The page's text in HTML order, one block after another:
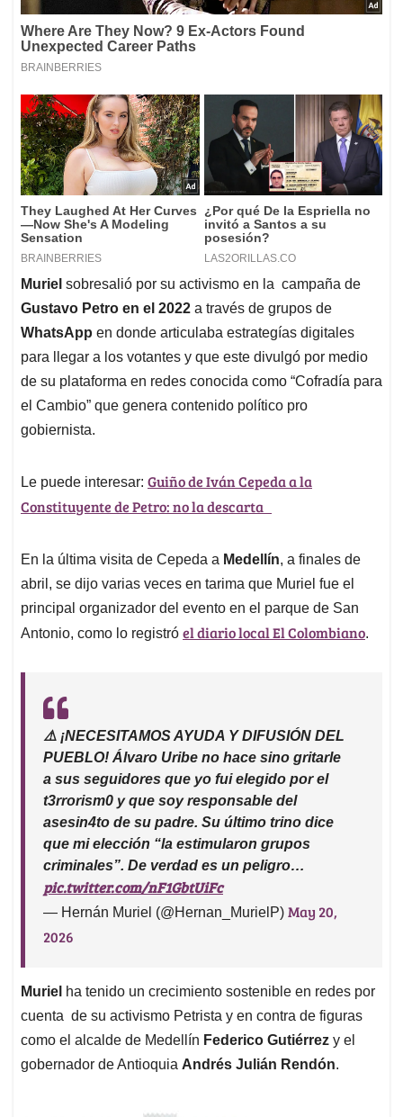
Muriel sobresalió por su activismo en la campaña de
Gustavo Petro en el 2022 a través de grupos de
WhatsApp en donde articulaba estrategías digitales
para llegar a los votantes y que este divulgó por medio
de su plataforma en redes conocida como “Cofradía para
el Cambio” que genera contenido político pro
gobiernista.
Le puede interesar: Guiño de Iván Cepeda a la
Constituyente de Petro: no la descarta
En la última visita de Cepeda a Medellín, a finales de
abril, se dijo varias veces en tarima que Muriel fue el
principal organizador del evento en el parque de San
Antonio, como lo registró el diario local El Colombiano.
⚠️ ¡NECESITAMOS AYUDA Y DIFUSIÓN DEL
PUEBLO! Álvaro Uribe no hace sino gritarle
a sus seguidores que yo fui elegido por el
t3rrorism0 y que soy responsable del
asesin4to de su padre. Su último trino dice
que mi elección “la estimularon grupos
criminales”. De verdad es un peligro…
pic.twitter.com/nF1GbtUiFc
— Hernán Muriel (@Hernan_MurielP) May 20,
2026
Muriel ha tenido un crecimiento sostenible en redes por
cuenta de su activismo Petrista y en contra de figuras
como el alcalde de Medellín Federico Gutiérrez y el
gobernador de Antioquia Andrés Julián Rendón.